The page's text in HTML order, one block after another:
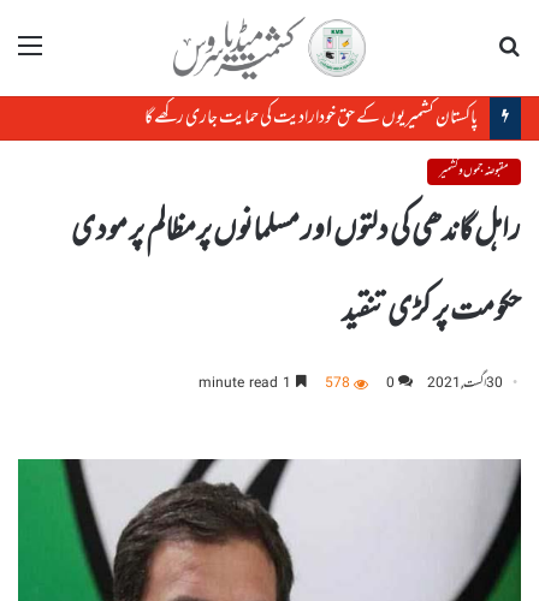
مینو
پاکستان کشمیریوں کے حق خودارادیت کی حمایت جاری رکھے گا
مقبوضہ جموں و کشمیر
راہل گاندھی کی دلتوں اور مسلمانوں پرمظالم پر مودی
حکومت پر کڑی تنقید
30 اگست, 2021 0
578